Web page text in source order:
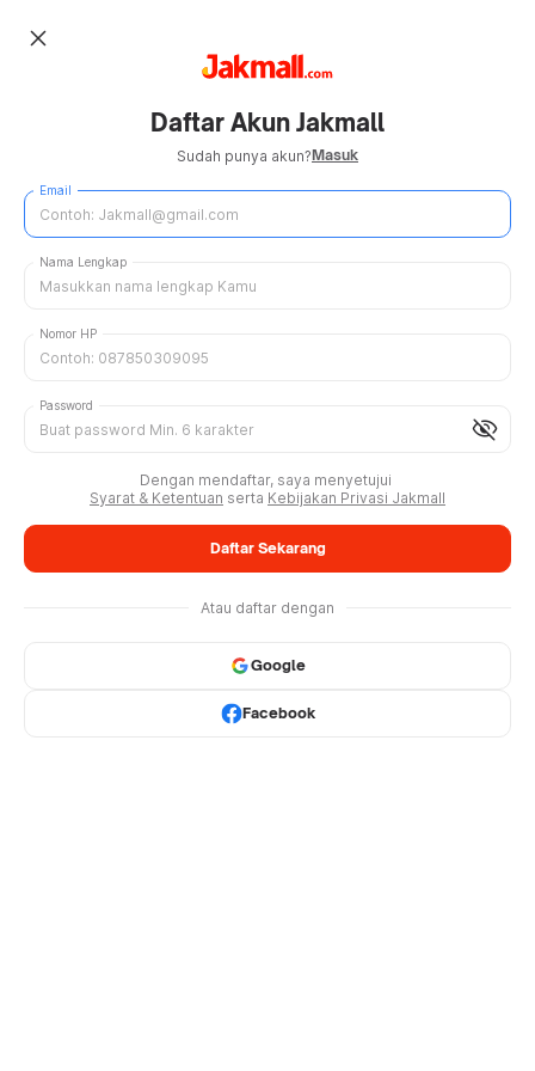
close
Daftar Akun Jakmall
Sudah punya akun?Masuk
Email
Nama Lengkap
Nomor HP
visibility_off
Password
Dengan mendaftar, saya menyetujui
Syarat & Ketentuan serta Kebijakan Privasi Jakmall
Daftar Sekarang
Atau daftar dengan
Google
Facebook